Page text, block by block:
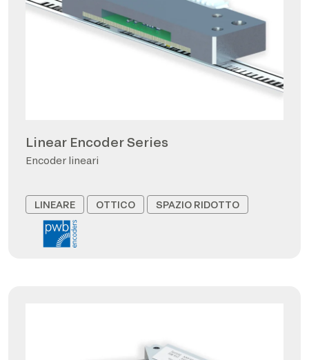
Linear Encoder Series
Encoder lineari
LINEARE OTTICO SPAZIO RIDOTTO